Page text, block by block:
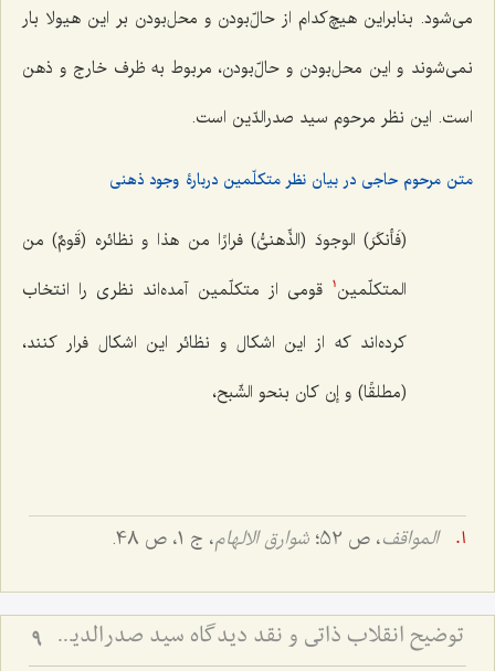
می‌شود. بنابراین هیچ‌کدام از حالّ‌بودن و محل‌بودن بر این هیولا بار
نمی‌شوند و این محل‌بودن و حالّ‌بودن، مربوط به ظرف خارج و ذهن
است. این نظر مرحوم سید صدرالدّین است.
متن مرحوم حاجی در بیان نظر متکلّمین دربارۀ وجود ذهنی
(فَأنکَرَ) الوجودَ (الذِّهنیُّ) فرارًا من هذا و نظائره (قَومٌ) من
المتکلّمین 1
قومی از متکلّمین آمده‌اند نظری را انتخاب
کرده‌اند که از این اشکال و نظائر این اشکال فرار کنند،
(مطلقًا) و إن کان بنحو الشّبح،
المواقف، ص 52؛ شوارق الالهام، ج 1، ص 48.
توضیح انقلاب ذاتی و نقد دیدگاه سید صدرالدین درباره وجود ذهنی - بررسی نسبت حرکت جوهری، معجزه و ادراک ذهن 9